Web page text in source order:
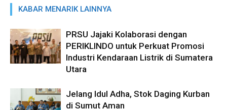
KABAR MENARIK LAINNYA
PRSU Jajaki Kolaborasi dengan
PERIKLINDO untuk Perkuat Promosi
Industri Kendaraan Listrik di Sumatera
Utara
Jelang Idul Adha, Stok Daging Kurban
di Sumut Aman